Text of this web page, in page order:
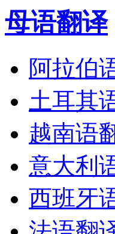
母语翻译
阿拉伯
土耳其
越南语
意大利
西班牙